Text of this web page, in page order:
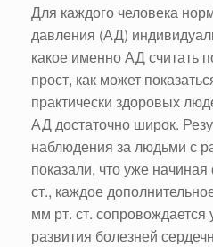
Для каждого человека
давления (АД)
какое именно АД считать
прост, как может
практически здоровых
АД достаточно широк.
наблюдения за людьми с
показали, что уже
ст., каждое
мм рт. ст. сопровождается
развития болезней